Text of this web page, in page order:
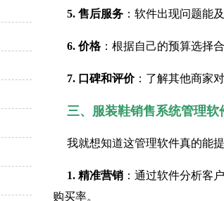
5. 售后服务 ：软件出现问题能
6. 价格：根据自己的预算选择
7. 口碑和评价：了解其他商家
三、服装鞋销售系统管理软
我就想知道这管理软件真的能
1. 精准营销 ：通过软件分析客
购买率。